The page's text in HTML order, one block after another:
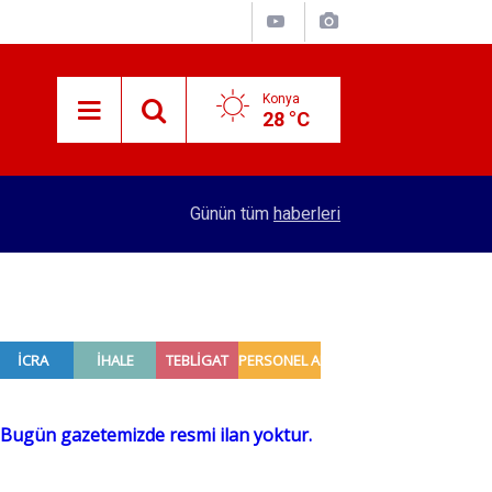
Konya
28 °C
Uçaklarda el çantası dönemi bitiyor! Ekstra 25
Günün tüm haberleri